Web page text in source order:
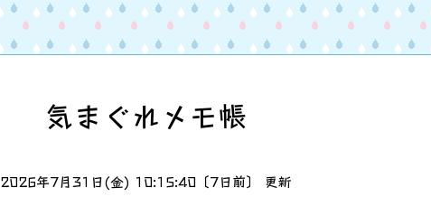
気まぐれメモ帳
2026年7月31日(金) 10:15:40〔7日前〕 更新